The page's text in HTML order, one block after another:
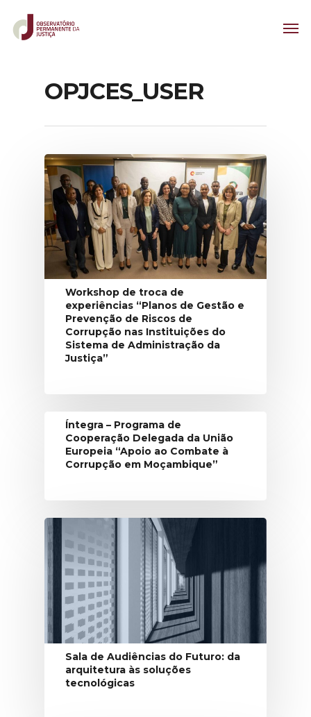
OPJCES_USER
Workshop de troca de
experiências “Planos de Gestão e
Prevenção de Riscos de
Corrupção nas Instituições do
Sistema de Administração da
Justiça”
Íntegra – Programa de
Cooperação Delegada da União
Europeia “Apoio ao Combate à
Corrupção em Moçambique”
Sala de Audiências do Futuro: da
arquitetura às soluções
tecnológicas